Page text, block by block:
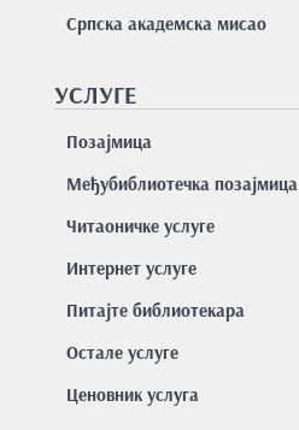
Српска академска мисао
УСЛУГЕ
Позајмицa
Међубиблиотечка позајмица
Читаоничке услуге
Интернет услуге
Питајте библиотекара
Остале услуге
Ценовник услуга